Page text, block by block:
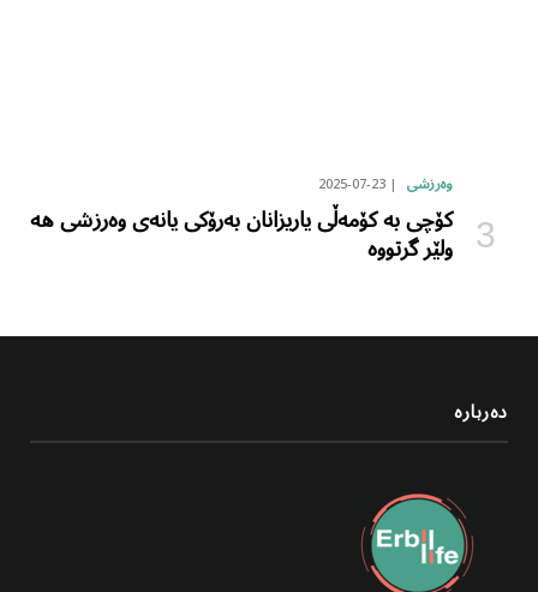
وەرزشی 2025-07-23
کۆچی بە کۆمەڵی یاریزانان بەرۆکی یانەی وەرزشی هە
ولێر گرتووە
دەربارە